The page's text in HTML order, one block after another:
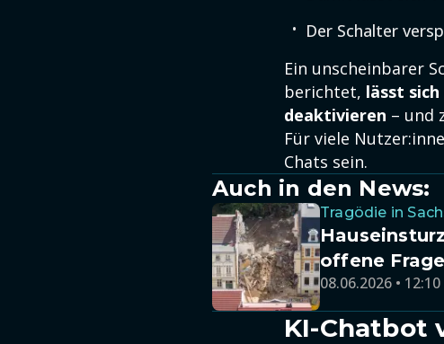
Der Schalter
Ein unscheinbarer
berichtet, lässt
deaktivieren – und
Für viele
Chats sein.
Auch in den News:
Tragödie in
offene
08.06.2026 •
KI-Chatbot